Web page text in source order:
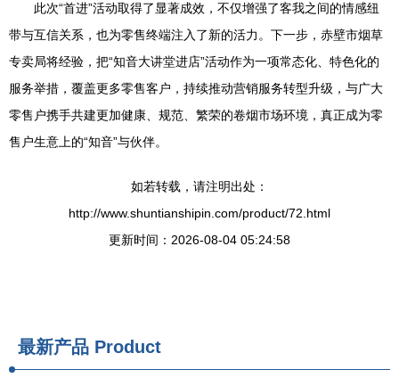
此次“首进”活动取得了显著成效，不仅增强了客我之间的情感纽
带与互信关系，也为零售终端注入了新的活力。下一步，赤壁市烟草
专卖局将经验，把“知音大讲堂进店”活动作为一项常态化、特色化的
服务举措，覆盖更多零售客户，持续推动营销服务转型升级，与广大
零售户携手共建更加健康、规范、繁荣的卷烟市场环境，真正成为零
售户生意上的“知音”与伙伴。
如若转载，请注明出处：
http://www.shuntianshipin.com/product/72.html
更新时间：2026-08-04 05:24:58
最新产品 Product